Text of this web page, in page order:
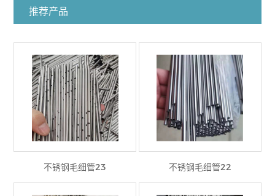
推荐产品
不锈钢毛细管23 不锈钢毛细管22